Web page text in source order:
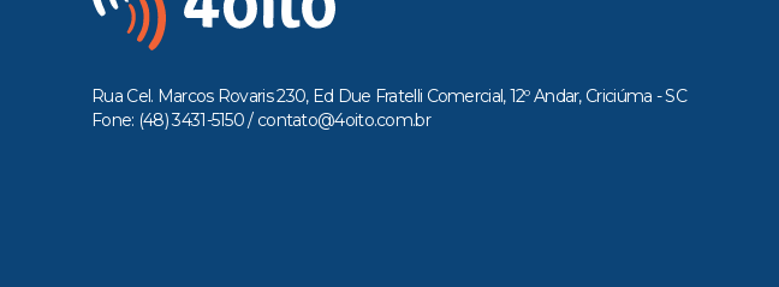
Rua Cel. Marcos Rovaris 230, Ed Due Fratelli Comercial, 12º Andar, Criciúma - SC
Fone: (48) 3431-5150 / contato@4oito.com.br